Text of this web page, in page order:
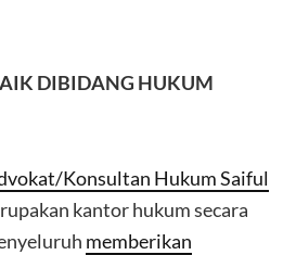
DIBIDANG HUKUM
Konsultan Hukum Saiful
kantor hukum secara
memberikan